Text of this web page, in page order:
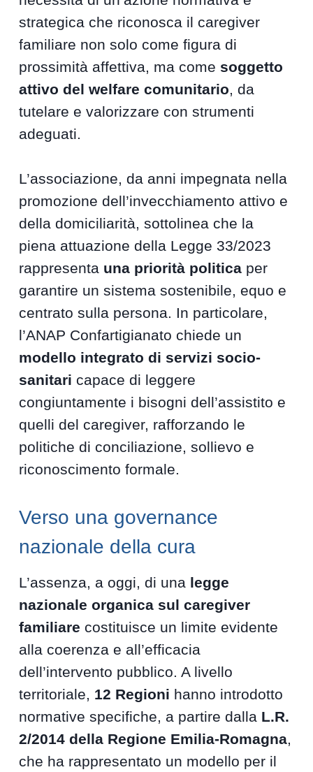
strategica che riconosca il caregiver
familiare non solo come figura di
prossimità affettiva, ma come soggetto
attivo del welfare comunitario, da
tutelare e valorizzare con strumenti
adeguati.
L’associazione, da anni impegnata nella
promozione dell’invecchiamento attivo e
della domiciliarità, sottolinea che la
piena attuazione della Legge 33/2023
rappresenta una priorità politica per
garantire un sistema sostenibile, equo e
centrato sulla persona. In particolare,
l’ANAP Confartigianato chiede un
modello integrato di servizi socio-
sanitari capace di leggere
congiuntamente i bisogni dell’assistito e
quelli del caregiver, rafforzando le
politiche di conciliazione, sollievo e
riconoscimento formale.
Verso una governance
nazionale della cura
L’assenza, a oggi, di una legge
nazionale organica sul caregiver
familiare costituisce un limite evidente
alla coerenza e all’efficacia
dell’intervento pubblico. A livello
territoriale, 12 Regioni hanno introdotto
normative specifiche, a partire dalla L.R.
2/2014 della Regione Emilia-Romagna,
che ha rappresentato un modello per il